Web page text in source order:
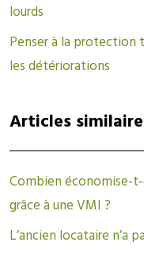
lourds
Penser à la
les détériorations
Articles
Combien économise-
grâce à une VMI ?
L’ancien locataire n’a